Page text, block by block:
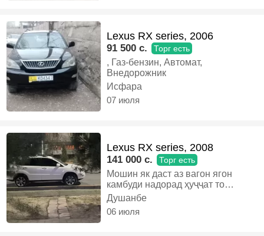
Lexus RX series, 2006
91 500 c. Торг есть
, Газ-бензин, Автомат,
Внедорожник
Исфара
07 июля
Lexus RX series, 2008
141 000 c. Торг есть
Мошин як даст аз вагон ягон
камбуди надорад ҳуҷҷат то
сентябр, Бензин, Автомат,
Кроссовер
Душанбе
06 июля